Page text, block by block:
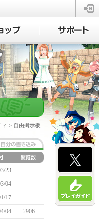
ィ > 自由掲示板
23
04
17
04
2906